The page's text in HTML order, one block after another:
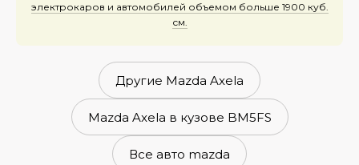
электрокаров и автомобилей объемом больше 1900 куб.
см.
Другие Mazda Axela
Mazda Axela в кузове BM5FS
Все авто mazda